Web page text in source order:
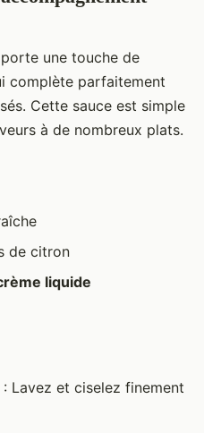
une touche de
complète parfaitement
Cette sauce est simple
à de nombreux plats.
de citron
liquide
: Lavez et ciselez finement